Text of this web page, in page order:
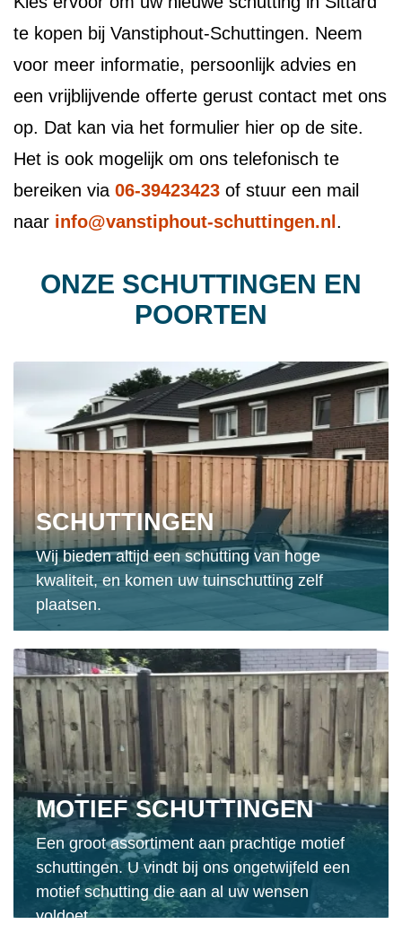
te kopen bij Vanstiphout-Schuttingen. Neem
voor meer informatie, persoonlijk advies en
een vrijblijvende offerte gerust contact met ons
op. Dat kan via het formulier hier op de site.
Het is ook mogelijk om ons telefonisch te
bereiken via 06-39423423 of stuur een mail
naar info@vanstiphout-schuttingen.nl .
ONZE SCHUTTINGEN EN
POORTEN
SCHUTTINGEN
Wij bieden altijd een schutting van hoge
kwaliteit, en komen uw tuinschutting zelf
plaatsen.
MOTIEF SCHUTTINGEN
Een groot assortiment aan prachtige motief
schuttingen. U vindt bij ons ongetwijfeld een
motief schutting die aan al uw wensen
voldoet.